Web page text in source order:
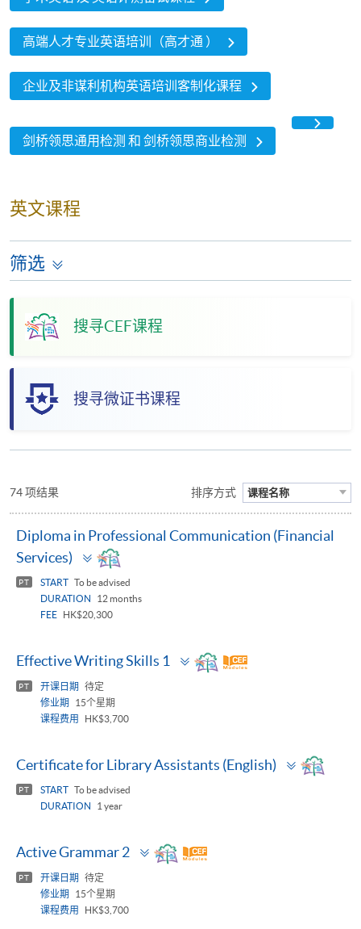
高端人才专业英语培训（高才通 ）
企业及非谋利机构英语培训客制化课程
剑桥领思通用检测 和 剑桥领思商业检测
英文课程
筛选
搜寻CEF课程
搜寻微证书课程
74 项结果 排序方式 课程名称
Diploma in Professional Communication (Financial
Services)
Toggle
panel
PT START To be advised
DURATION
12 months
FEE
HK$20,300
Effective Writing Skills 1
Toggle
panel
PT 开课日期
待定
修业期
15个星期
课程费用
HK$3,700
Certificate for Library Assistants (English)
Toggle
panel
PT START To be advised
DURATION
1 year
Active Grammar 2
Toggle
panel
PT 开课日期
待定
修业期
15个星期
课程费用
HK$3,700